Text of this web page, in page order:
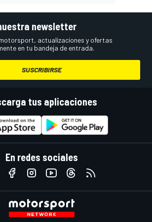
newsletter
actualizaciones y ofertas
en tu bandeja de entrada.
SUSCRIBIRSE
tus aplicaciones
En redes sociales